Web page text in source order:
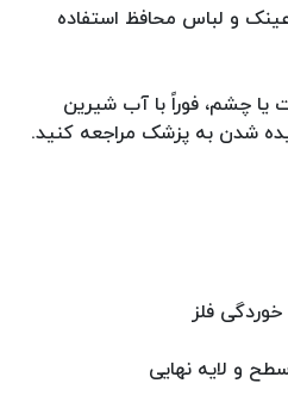
و لباس محافظ استفاده
یا چشم، فوراً با آب شیرین
شدن به پزشک مراجعه کنید.
فلز
و لایه نهایی